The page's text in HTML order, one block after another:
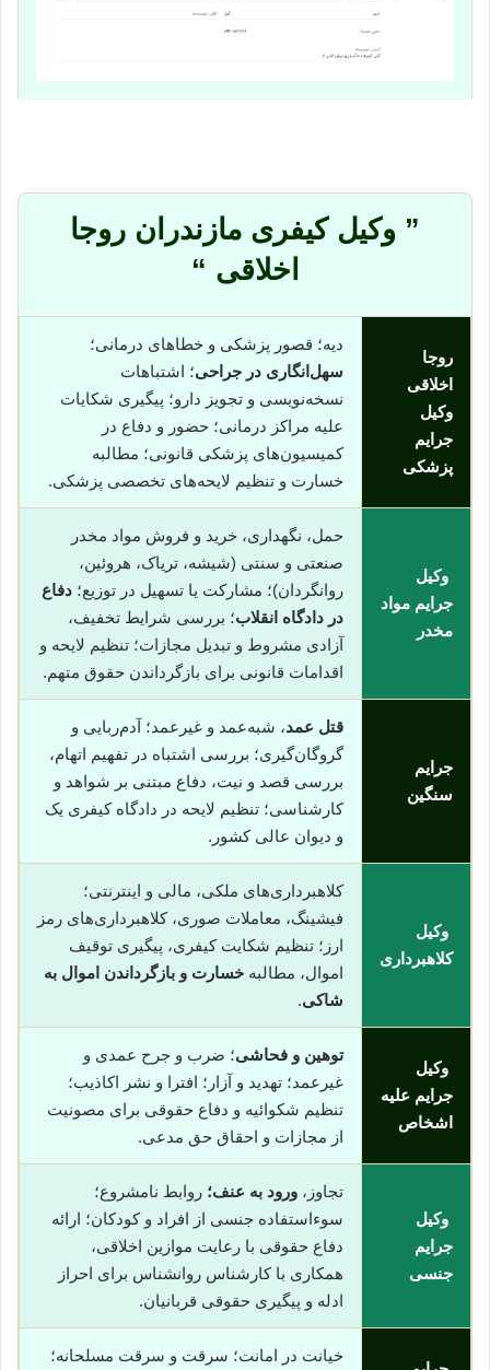
” وکیل کیفری مازندران روجا
اخلاقی “
روجا
اخلاقی
وکیل
جرایم
پزشکی
دیه؛ قصور پزشکی و خطاهای درمانی؛
سهل‌انگاری در جراحی؛ اشتباهات
نسخه‌نویسی و تجویز دارو؛ پیگیری شکایات
علیه مراکز درمانی؛ حضور و دفاع در
کمیسیون‌های پزشکی قانونی؛ مطالبه
خسارت و تنظیم لایحه‌های تخصصی پزشکی.
وکیل
جرایم مواد
مخدر
حمل، نگهداری، خرید و فروش مواد مخدر
صنعتی و سنتی (شیشه، تریاک، هروئین،
روانگردان)؛ مشارکت یا تسهیل در توزیع؛ دفاع
در دادگاه انقلاب؛ بررسی شرایط تخفیف،
آزادی مشروط و تبدیل مجازات؛ تنظیم لایحه و
اقدامات قانونی برای بازگرداندن حقوق متهم.
جرایم
سنگین
قتل عمد، شبه‌عمد و غیرعمد؛ آدم‌ربایی و
گروگان‌گیری؛ بررسی اشتباه در تفهیم اتهام،
بررسی قصد و نیت، دفاع مبتنی بر شواهد و
کارشناسی؛ تنظیم لایحه در دادگاه کیفری یک
و دیوان عالی کشور.
وکیل
کلاهبرداری
کلاهبرداری‌های ملکی، مالی و اینترنتی؛
فیشینگ، معاملات صوری، کلاهبرداری‌های رمز
ارز؛ تنظیم شکایت کیفری، پیگیری توقیف
اموال، مطالبه خسارت و بازگرداندن اموال به
شاکی.
وکیل
جرایم علیه
اشخاص
توهین و فحاشی؛ ضرب و جرح عمدی و
غیرعمد؛ تهدید و آزار؛ افترا و نشر اکاذیب؛
تنظیم شکوائیه و دفاع حقوقی برای مصونیت
از مجازات و احقاق حق مدعی.
وکیل
جرایم
جنسی
تجاوز، ورود به عنف؛ روابط نامشروع؛
سوءاستفاده جنسی از افراد و کودکان؛ ارائه
دفاع حقوقی با رعایت موازین اخلاقی،
همکاری با کارشناس روانشناس برای احراز
ادله و پیگیری حقوقی قربانیان.
خیانت در امانت؛ سرقت و سرقت مسلحانه؛